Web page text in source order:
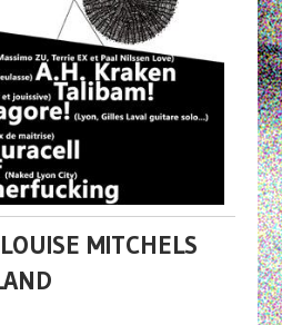
MITCHELS